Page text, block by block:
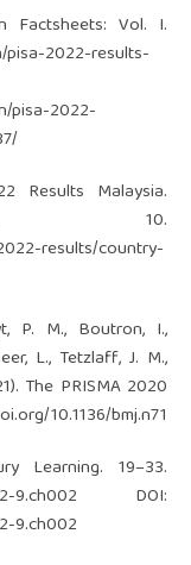
Factsheets: Vol. I.
2022-results-
pisa-2022-
Results Malaysia.
10.
results/country-
P. M., Boutron, I.,
L., Tetzlaff, J. M.,
The PRISMA 2020
10.1136/bmj.n71
Learning. 19–33.
9.ch002 DOI:
9.ch002